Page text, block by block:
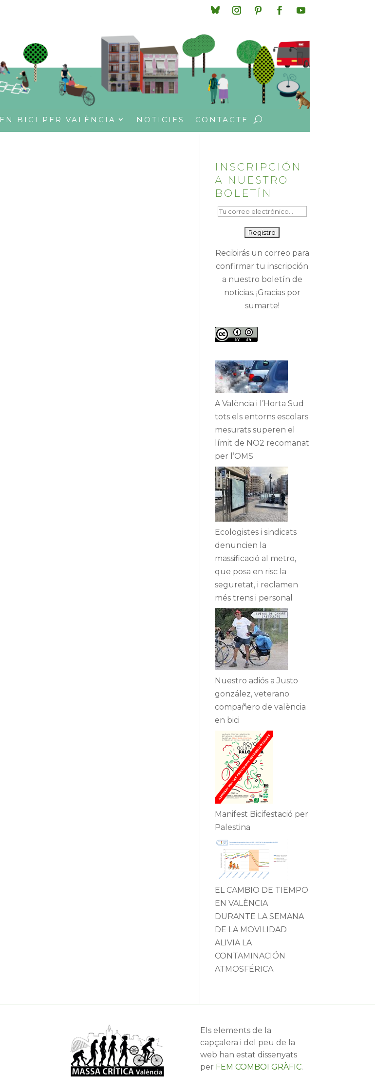
EN BICI PER VALÈNCIA NOTICIES CONTACTE
INSCRIPCIÓN
A NUESTRO
BOLETÍN
Recibirás un correo para
confirmar tu inscripción
a nuestro boletín de
noticias. ¡Gracias por
sumarte!
A València i l’Horta Sud
tots els entorns escolars
mesurats superen el
límit de NO2 recomanat
per l’OMS
Ecologistes i sindicats
denuncien la
massificació al metro,
que posa en risc la
seguretat, i reclamen
més trens i personal
Nuestro adiós a Justo
gonzález, veterano
compañero de valència
en bici
Manifest Bicifestació per
Palestina
EL CAMBIO DE TIEMPO
EN VALÈNCIA
DURANTE LA SEMANA
DE LA MOVILIDAD
ALIVIA LA
CONTAMINACIÓN
ATMOSFÉRICA
Els elements de la
capçalera i del peu de la
web han estat dissenyats
per FEM COMBOI GRÀFIC.